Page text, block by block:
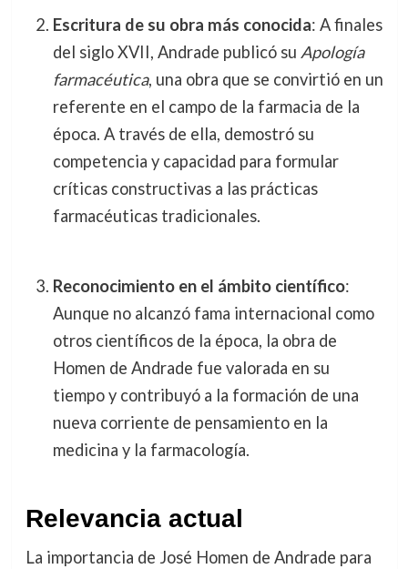
Escritura de su obra más conocida: A finales
del siglo XVII, Andrade publicó su Apología
farmacéutica, una obra que se convirtió en un
referente en el campo de la farmacia de la
época. A través de ella, demostró su
competencia y capacidad para formular
críticas constructivas a las prácticas
farmacéuticas tradicionales.
Reconocimiento en el ámbito científico:
Aunque no alcanzó fama internacional como
otros científicos de la época, la obra de
Homen de Andrade fue valorada en su
tiempo y contribuyó a la formación de una
nueva corriente de pensamiento en la
medicina y la farmacología.
Relevancia actual
La importancia de José Homen de Andrade para